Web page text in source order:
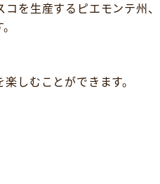
を生産するピエモンテ州
しむことができます。